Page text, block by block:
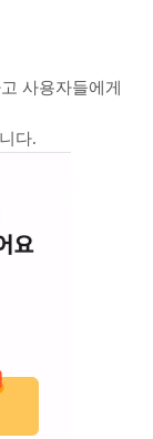
사용자들에게
다.